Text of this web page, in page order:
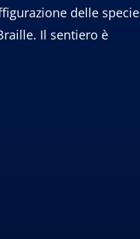
delle specie
Il sentiero è